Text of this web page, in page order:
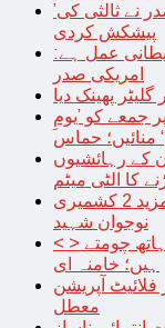
’آزاد ریاست فلسطینیوں کا حق ہے‘؛ روسی صدر نے ثالثی کی
پیشکش کردی
عمل ہے:
امریکی صدر
پھینک دیا
جمعے کو ’یومِ
حماس
کے رہائشیوں
کا الٹی میٹم
بھارتی فوج کی ریاستی دہشت گردی میں مزید 2 کشمیری
نوجوان شہید
< > صیہونی حکومت پر حملہ کرنے والوں کے ہاتھ چومتے
ہیں؛ خامنہ ای
آپریشن
معطل